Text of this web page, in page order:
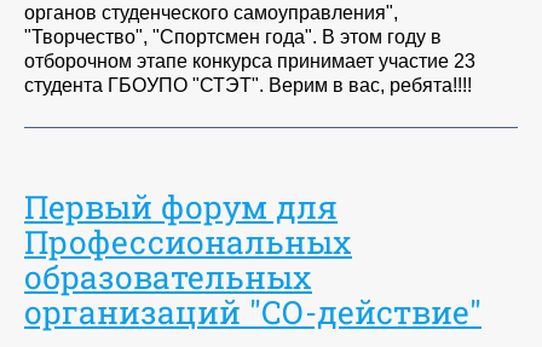
органов студенческого самоуправления",
"Творчество", "Спортсмен года". В этом году в
отборочном этапе конкурса принимает участие 23
студента ГБОУПО "СТЭТ". Верим в вас, ребята!!!!
Первый форум для
Профессиональных
образовательных
организаций "СО-действие"